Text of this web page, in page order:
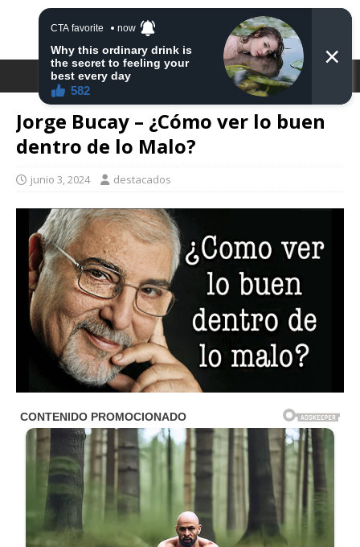
DESTACA2
Jorge Bucay – ¿Cómo ver lo buen
dentro de lo Malo?
junio 3, 2024 destacados